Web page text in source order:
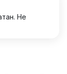
Не